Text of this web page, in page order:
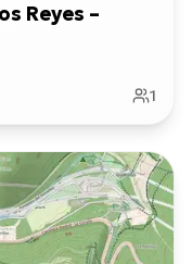
Reyes –
1